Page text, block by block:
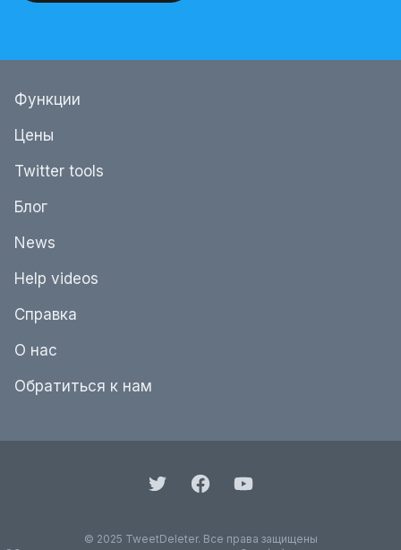
Функции
Цены
Twitter tools
Блог
News
Help videos
Справка
О нас
Обратиться к нам
© 2025 TweetDeleter. Все права защищены